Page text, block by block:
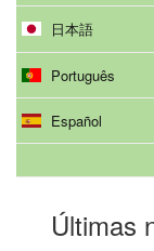
日本語
Português
Español
Últimas